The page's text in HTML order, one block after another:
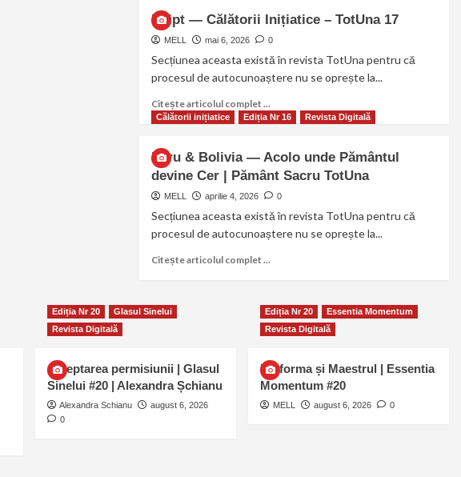
Egipt — Călătorii Inițiatice – TotUna 17
MELL mai 6, 2026 0
Secțiunea aceasta există în revista TotUna pentru că
procesul de autocunoaștere nu se oprește la...
Citește articolul complet ...
Călătorii inițiatice Ediția Nr 16 Revista Digitală
Peru & Bolivia — Acolo unde Pământul
devine Cer | Pământ Sacru TotUna
MELL aprilie 4, 2026 0
Secțiunea aceasta există în revista TotUna pentru că
procesul de autocunoaștere nu se oprește la...
Citește articolul complet ...
Ediția Nr 20
Glasul Sinelui
Revista Digitală
Așteptarea permisiunii | Glasul
Sinelui #20 | Alexandra Șchianu
Alexandra Schianu
august 6, 2026
0
Ediția Nr 20
Essentia Momentum
Revista Digitală
Uniforma și Maestrul | Essentia
Momentum #20
MELL august 6, 2026 0